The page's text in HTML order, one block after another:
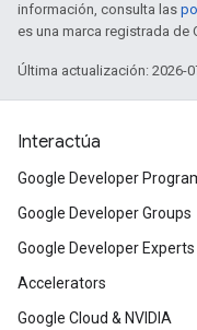
información, consulta las
es una marca registrada de
Última actualización: 2026-
Interactúa
Google Developer
Google Developer Groups
Google Developer Experts
Accelerators
Google Cloud & NVIDIA